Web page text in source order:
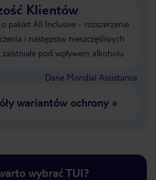
Klientów
pakiet All Inclusive - rozszerzenie
i następstw nieszczęśliwych
pod wpływem alkoholu
Dane Mondial Assistance
wariantów ochrony»
wybrać TUI?